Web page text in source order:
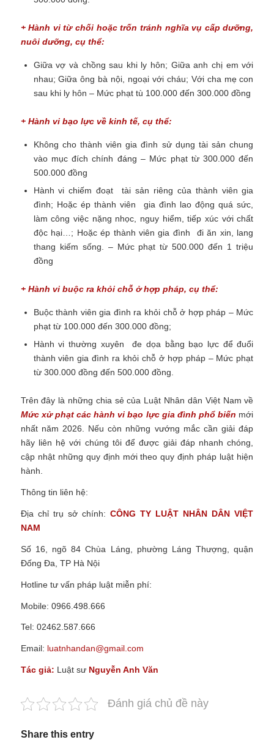
+ Hành vi từ chối hoặc trốn tránh nghĩa vụ cấp dưỡng,
nuôi dưỡng, cụ thể:
Giữa vợ và chồng sau khi ly hôn; Giữa anh chị em với
nhau; Giữa ông bà nội, ngoại với cháu; Với cha mẹ con
sau khi ly hôn – Mức phạt tù 100.000 đến 300.000 đồng
+ Hành vi bạo lực về kinh tế, cụ thể:
Không cho thành viên gia đình sử dụng tài sản chung
vào mục đích chính đáng – Mức phạt từ 300.000 đến
500.000 đồng
Hành vi chiếm đoạt tài sản riêng của thành viên gia
đình; Hoặc ép thành viên gia đình lao động quá sức,
làm công việc nặng nhọc, nguy hiểm, tiếp xúc với chất
độc hại…; Hoặc ép thành viên gia đình đi ăn xin, lang
thang kiếm sống. – Mức phạt từ 500.000 đến 1 triệu
đồng
+ Hành vi buộc ra khỏi chỗ ở hợp pháp, cụ thể:
Buộc thành viên gia đình ra khỏi chỗ ở hợp pháp – Mức
phạt từ 100.000 đến 300.000 đồng;
Hành vi thường xuyên đe dọa bằng bạo lực để đuổi
thành viên gia đình ra khỏi chỗ ở hợp pháp – Mức phạt
từ 300.000 đồng đến 500.000 đồng.
Trên đây là những chia sẻ của Luật Nhân dân Việt Nam về
Mức xử phạt các hành vi bạo lực gia đình phổ biến mới
nhất năm 2026.
Nếu còn những vướng mắc cần giải đáp
hãy liên hệ với chúng tôi để được giải đáp nhanh chóng,
cập nhật những quy định mới theo quy định pháp luật hiện
hành.
Thông tin liên hệ:
Địa chỉ trụ sở chính: CÔNG TY LUẬT NHÂN DÂN VIỆT
NAM
Số 16, ngõ 84 Chùa Láng, phường Láng Thượng, quận
Đống Đa, TP Hà Nội
Hotline tư vấn pháp luật miễn phí:
Mobile: 0966.498.666
Tel: 02462.587.666
Email: luatnhandan@gmail.com
Tác giả: Luật sư Nguyễn Anh Văn
Đánh giá chủ đề này
Share this entry